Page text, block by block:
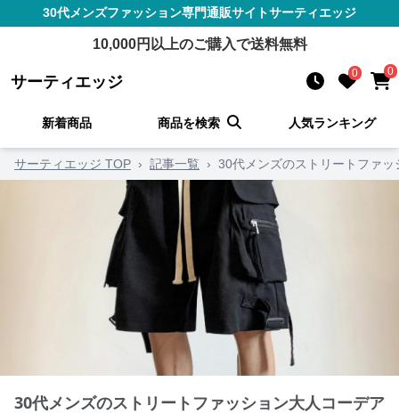
30代メンズファッション専門通販サイトサーティエッジ
10,000円以上のご購入で送料無料
サーティエッジ 0 0
新着商品 商品を検索 人気ランキング
サーティエッジ TOP › 記事一覧 › 30代メンズのストリートファ
30代メンズのストリートファッション大人コーデア